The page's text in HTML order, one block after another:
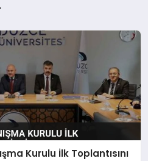
Kurulu İlk Toplantısını